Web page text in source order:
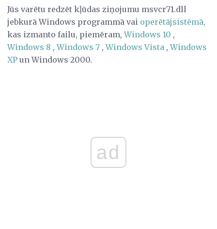
Jūs varētu redzēt kļūdas ziņojumu msvcr71.dll
jebkurā Windows programmā vai operētājsistēmā,
kas izmanto failu, piemēram,Windows 10 ,
Windows 8 ,Windows 7 ,Windows Vista ,Windows
XP un Windows 2000.
ad